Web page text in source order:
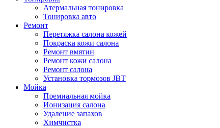
Атермальная тонировка
Тонировка авто
Ремонт
Перетяжка салона кожей
Покраска кожи салона
Ремонт вмятин
Ремонт кожи салона
Ремонт салона
Установка тормозов JBT
Мойка
Премиальная мойка
Ионизация салона
Удаление запахов
Химчистка